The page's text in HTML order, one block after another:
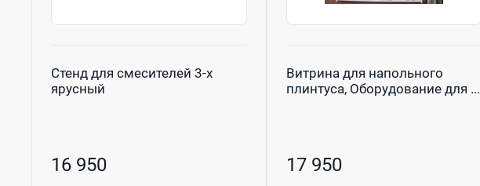
Стенд для смесителей 3-х
ярусный
16 950
Витрина для напольного
плинтуса, Оборудование для ...
17 950